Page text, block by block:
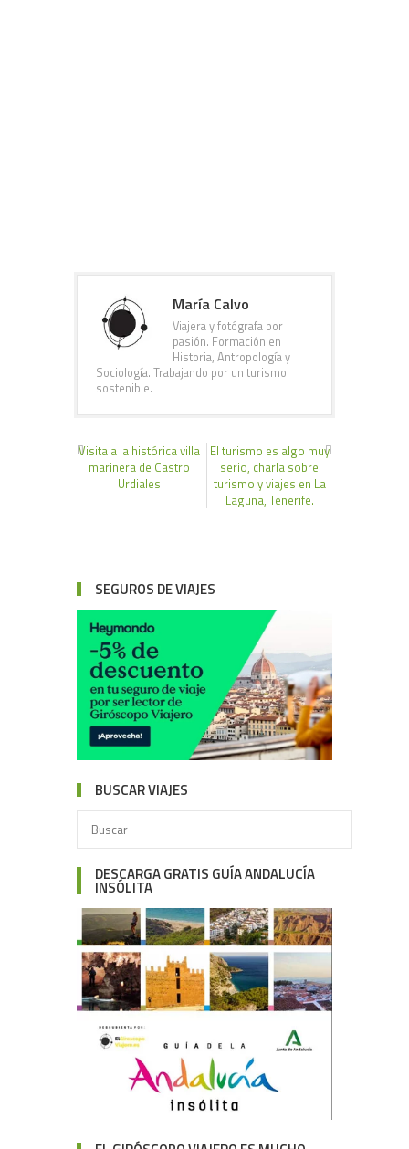
María Calvo
Viajera y fotógrafa por
pasión. Formación en
Historia, Antropología y
Sociología. Trabajando por un turismo
sostenible.
Visita a la histórica villa
marinera de Castro
Urdiales
El turismo es algo muy
serio, charla sobre
turismo y viajes en La
Laguna, Tenerife.
SEGUROS DE VIAJES
BUSCAR VIAJES
DESCARGA GRATIS GUÍA ANDALUCÍA
INSÓLITA